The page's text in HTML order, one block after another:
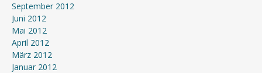
September 2012
Juni 2012
Mai 2012
April 2012
März 2012
Januar 2012